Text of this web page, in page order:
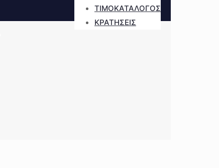
ΤΙΜΟΚΑΤΑΛΟΓΟΣ
ΚΡΑΤΗΣΕΙΣ